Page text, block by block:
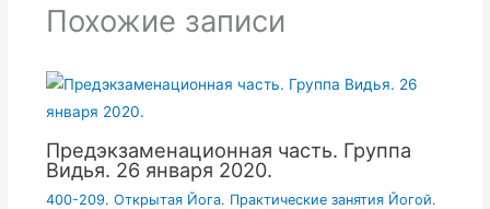
Похожие записи
Предэкзаменационная часть. Группа
Видья. 26 января 2020.
400-209. Открытая Йога. Практические занятия Йогой.